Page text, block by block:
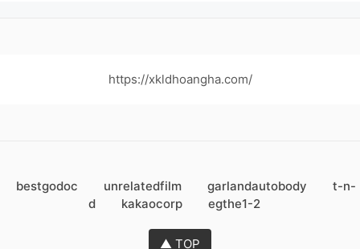
https://xkldhoangha.com/
bestgodoc unrelatedfilm garlandautobody
t-n-
d
kakaocorp egthe1-2
▲ TOP